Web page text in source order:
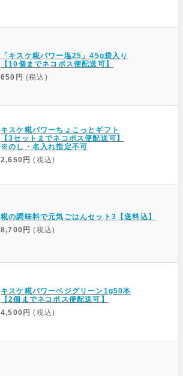
「キスケ糀パワー塩25」45g袋入り
【10個までネコポス便配送可】
650円 (税込)
キスケ糀パワーちょこっとギフト
【3セットまでネコポス便配送可】
※のし・名入れ指定不可
2,650円 (税込)
糀の調味料で元気ごはんセット3【送料込】
8,700円 (税込)
キスケ糀パワーベジグリーン1g50本
【2個までネコポス便配送可】
4,500円 (税込)